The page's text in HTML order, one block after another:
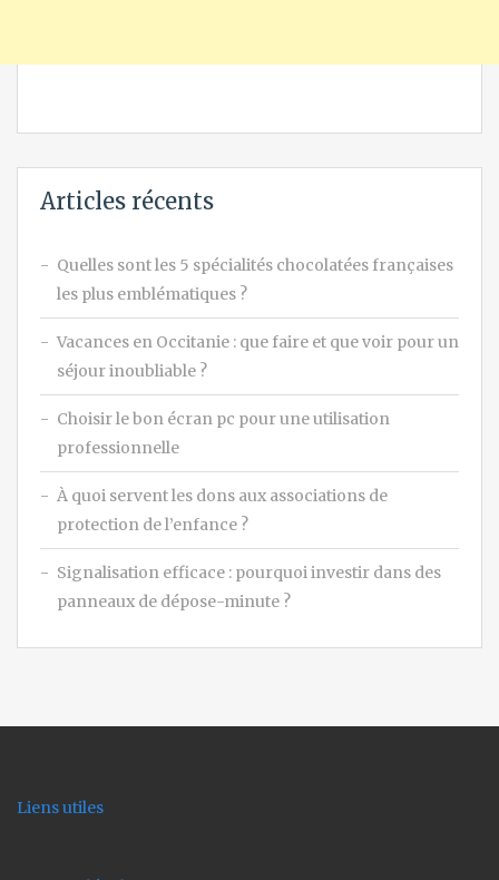
Articles récents
Quelles sont les 5 spécialités chocolatées françaises
les plus emblématiques ?
Vacances en Occitanie : que faire et que voir pour un
séjour inoubliable ?
Choisir le bon écran pc pour une utilisation
professionnelle
À quoi servent les dons aux associations de
protection de l’enfance ?
Signalisation efficace : pourquoi investir dans des
panneaux de dépose-minute ?
Liens utiles